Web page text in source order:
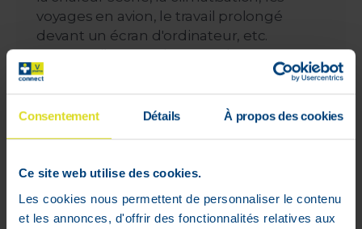
Consentement Détails À propos des cookies
Ce site web utilise des cookies.
Les cookies nous permettent de personnaliser le contenu
et les annonces, d'offrir des fonctionnalités relatives aux
voyages en avion, le travail prolongé
devant un écran d'ordinateur, etc.
Parce qu'il ne contient pas de
conservateurs, Thealoz Duo prend un
soin optimal des tissus oculaires et peut
donc être utilisé par les porteurs de
immédiat qui dure toute la journée.